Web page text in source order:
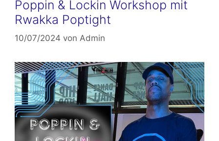
Poppin & Lockin Workshop mit
Rwakka Poptight
10/07/2024 von Admin